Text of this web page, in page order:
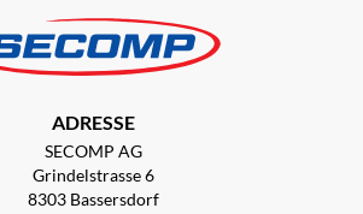
ADRESSE
SECOMP AG
Grindelstrasse 6
8303 Bassersdorf